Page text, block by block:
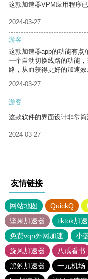
这款加速器VPM应用程序
2024-03-27
游客
这款加速器app的功能有点
一个自动切换线路的功能
路，从而获得更好的加速效
2024-03-27
游客
这款软件的界面设计非常简
2024-03-27
友情链接
网站地图 QuickQ
坚果加速器
tiktok加
免费vqn外网加速
小
旋风加速器
八戒看书
黑豹加速器
一元机场